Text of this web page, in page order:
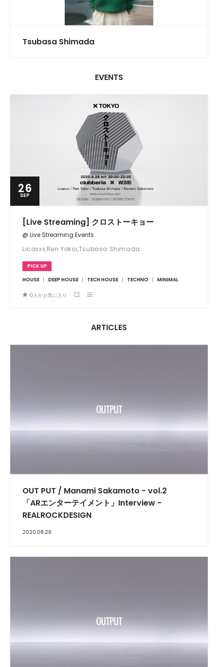
Tsubasa Shimada
EVENTS
26
SEP
[Live Streaming] クロストーキョー
@ Live Streaming Events
Licaxxx,Ren Yokoi,Tsubasa Shimada
PICK UP
HOUSE
DEEP HOUSE TECH HOUSE TECHNO MINIMAL
0人がお気に入り
ARTICLES
OUT PUT / Manami Sakamoto - vol.2
「ARエンターテイメント」Interview -
REALROCKDESIGN
2020.08.26